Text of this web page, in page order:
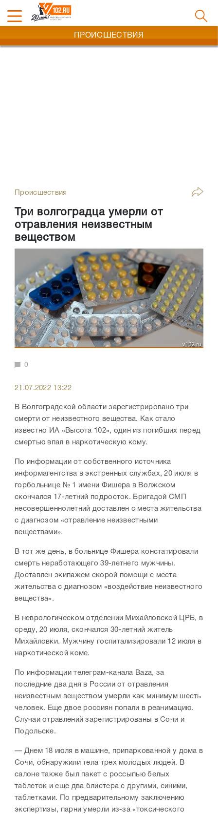
ПРОИСШЕСТВИЯ
Происшествия
Три волгоградца умерли от
отравления неизвестным
веществом
0
21.07.2022 13:22
В Волгоградской области зарегистрировано три
смерти от неизвестного вещества. Как стало
известно ИА «Высота 102», один из погибших перед
смертью впал в наркотическую кому.
По информации от собственного источника
информагентства в экстренных службах, 20 июля в
горбольнице № 1 имени Фишера в Волжском
скончался 17-летний подросток. Бригадой СМП
несовершеннолетний доставлен с места жительства
с диагнозом «отравление неизвестными
веществами».
В тот же день, в больнице Фишера констатировали
смерть неработающего 39-летнего мужчины.
Доставлен экипажем скорой помощи с места
жительства с диагнозом «воздействие неизвестного
вещества».
В неврологическом отделении Михайловской ЦРБ, в
среду, 20 июля, скончался 30-летний житель
Михайловки. Мужчину госпитализировали 12 июля в
наркотической коме.
По информации телеграм-канала Baza, за
последние два дня в России от отравления
неизвестным веществом умерли как минимум шесть
человек. Еще двое россиян попали в реанимацию.
Случаи отравлений зарегистрированы в Сочи и
Подольске.
— Днем 18 июля в машине, припаркованной у дома в
Сочи, обнаружили тела трех молодых людей. В
салоне также был пакет с россыпью белых
таблеток и еще два блистера с другими, синими,
таблетками. По предварительному заключению
экспертизы, парни умерли из-за «токсического